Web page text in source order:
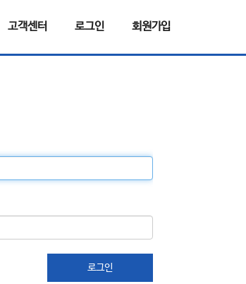
고객센터 로그인 회원가입
로그인